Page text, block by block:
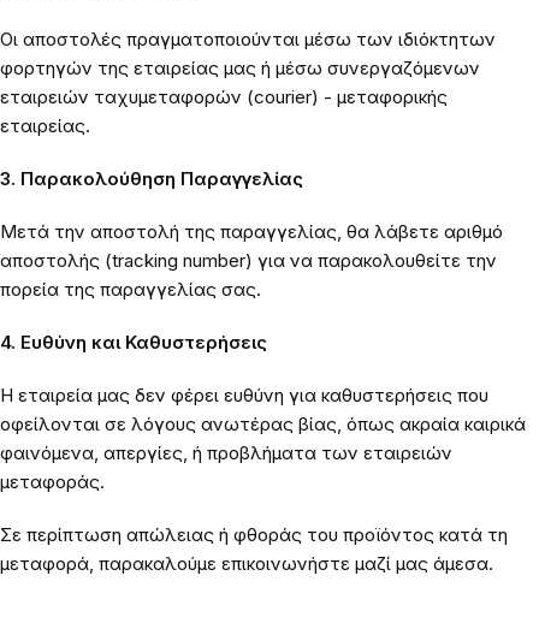
Οι αποστολές πραγματοποιούνται μέσω των ιδιόκτητων
φορτηγών της εταιρείας μας ή μέσω συνεργαζόμενων
εταιρειών ταχυμεταφορών (courier) - μεταφορικής
εταιρείας.
3. Παρακολούθηση Παραγγελίας
Μετά την αποστολή της παραγγελίας, θα λάβετε αριθμό
αποστολής (tracking number) για να παρακολουθείτε την
πορεία της παραγγελίας σας.
4. Ευθύνη και Καθυστερήσεις
Η εταιρεία μας δεν φέρει ευθύνη για καθυστερήσεις που
οφείλονται σε λόγους ανωτέρας βίας, όπως ακραία καιρικά
φαινόμενα, απεργίες, ή προβλήματα των εταιρειών
μεταφοράς.
Σε περίπτωση απώλειας ή φθοράς του προϊόντος κατά τη
μεταφορά, παρακαλούμε επικοινωνήστε μαζί μας άμεσα.